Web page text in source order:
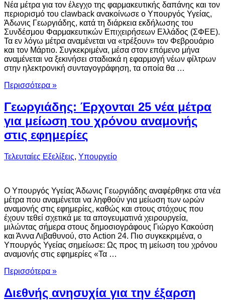
Νέα μέτρα για τον έλεγχο της φαρμακευτικής δαπάνης και τον
περιορισμό του clawback ανακοίνωσε ο Υπουργός Υγείας,
Άδωνις Γεωργιάδης, κατά τη διάρκεια εκδήλωσης του
Συνδέσμου Φαρμακευτικών Επιχειρήσεων Ελλάδος (ΣΦΕΕ).
Τα εν λόγω μέτρα αναμένεται να «τρέξουν» τον Φεβρουάριο
και τον Μάρτιο. Συγκεκριμένα, μέσα στον επόμενο μήνα
αναμένεται να ξεκινήσει σταδιακά η εφαρμογή νέων φίλτρων
στην ηλεκτρονική συνταγογράφηση, τα οποία θα …
Περισσότερα »
Γεωργιάδης: Έρχονται 25 νέα μέτρα
για μείωση του χρόνου αναμονής
στις εφημερίες
Τελευταίες Εξελίξεις, Υπουργείο
Ο Υπουργός Υγείας Άδωνις Γεωργιάδης αναφέρθηκε στα νέα
μέτρα που αναμένεται να ληφθούν για μείωση των ωρών
αναμονής στις εφημερίες, καθώς και στους στόχους που
έχουν τεθεί σχετικά με τα απογευματινά χειρουργεία,
μιλώντας σήμερα στους δημοσιογράφους Γιώργο Κακούση
και Άννα Λιβαθυνού, στο Action 24. Πιο συγκεκριμένα, ο
Υπουργός Υγείας σημείωσε: Ως προς τη μείωση του χρόνου
αναμονής στις εφημερίες «Τα …
Περισσότερα »
Διεθνής ανησυχία για την έξαρση